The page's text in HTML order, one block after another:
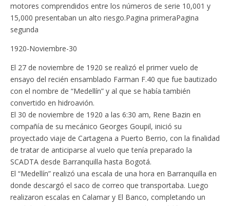
motores comprendidos entre los números de serie 10,001 y
15,000 presentaban un alto riesgo.Pagina primeraPagina
segunda
1920-Noviembre-30
El 27 de noviembre de 1920 se realizó el primer vuelo de
ensayo del recién ensamblado Farman F.40 que fue bautizado
con el nombre de “Medellín” y al que se había también
convertido en hidroavión.
El 30 de noviembre de 1920 a las 6:30 am, Rene Bazin en
compañía de su mecánico Georges Goupil, inició su
proyectado viaje de Cartagena a Puerto Berrio, con la finalidad
de tratar de anticiparse al vuelo que tenía preparado la
SCADTA desde Barranquilla hasta Bogotá.
El “Medellín” realizó una escala de una hora en Barranquilla en
donde descargó el saco de correo que transportaba. Luego
realizaron escalas en Calamar y El Banco, completando un